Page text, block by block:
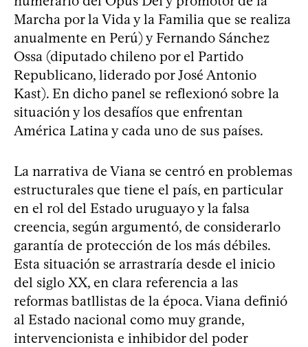
Marcha por la Vida y la Familia que se realiza
anualmente en Perú) y Fernando Sánchez
Ossa (diputado chileno por el Partido
Republicano, liderado por José Antonio
Kast). En dicho panel se reflexionó sobre la
situación y los desafíos que enfrentan
América Latina y cada uno de sus países.
La narrativa de Viana se centró en problemas
estructurales que tiene el país, en particular
en el rol del Estado uruguayo y la falsa
creencia, según argumentó, de considerarlo
garantía de protección de los más débiles.
Esta situación se arrastraría desde el inicio
del siglo XX, en clara referencia a las
reformas batllistas de la época. Viana definió
al Estado nacional como muy grande,
intervencionista e inhibidor del poder